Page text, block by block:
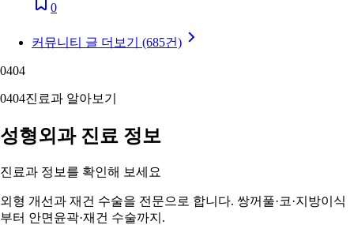
0
커뮤니티 글 더보기 (685건)
0404
0404진료과 알아보기
성형외과 진료 정보
진료과 정보를 확인해 보세요
외형 개선과 재건 수술을 전문으로 합니다. 쌍꺼풀·코·지방이식
부터 안면윤곽·재건 수술까지.